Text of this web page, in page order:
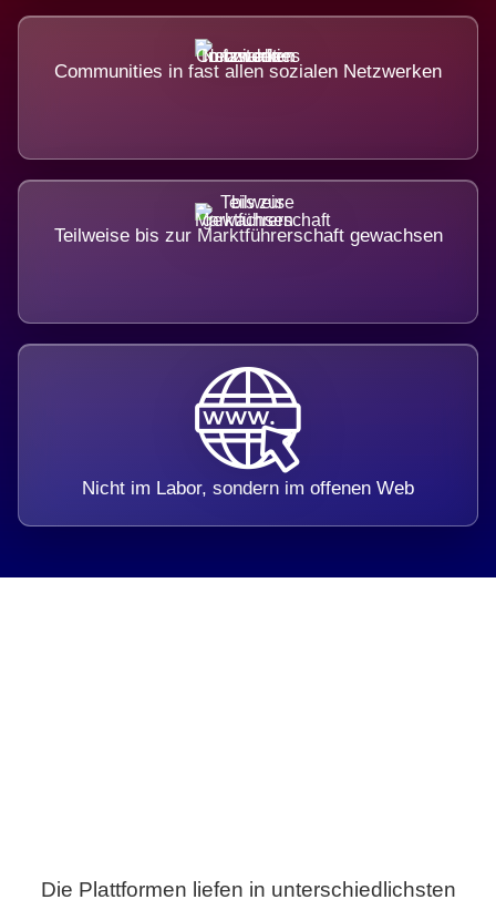
Communities in fast allen sozialen Netzwerken
Teilweise bis zur Marktführerschaft gewachsen
Nicht im Labor, sondern im offenen Web
Die Plattformen liefen in unterschiedlichsten